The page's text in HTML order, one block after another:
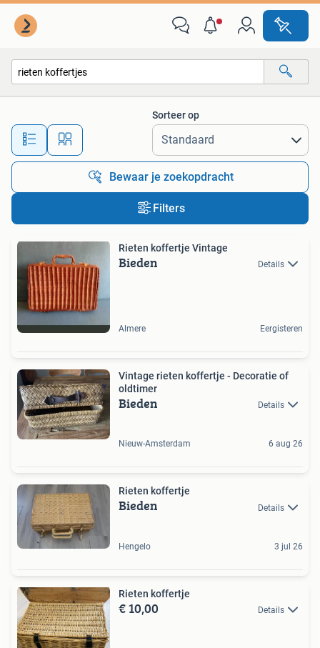
Alle afstanden…
Sorteer op
Bewaar je zoekopdracht
Filters
Rieten koffertje Vintage
Bieden Details
Almere Eergisteren
Vintage rieten koffertje - Decoratie of
oldtimer
Bieden Details
Nieuw-Amsterdam 6 aug 26
Rieten koffertje
Bieden Details
Hengelo 3 jul 26
Rieten koffertje
€ 10,00 Details